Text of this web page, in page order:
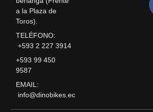
a la Plaza de
Toros).
TELÉFONO:
+593 2 227 3914
+593 99 450
9587
EMAIL:
info@dinobikes.ec